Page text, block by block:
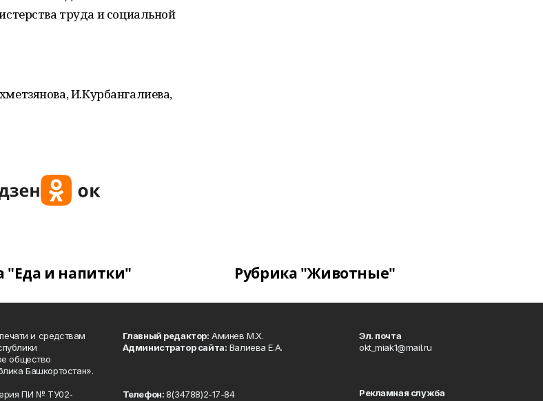
труда и социальной
И.Курбангалиева,
"Еда и напитки" Рубрика "Животные"
и средствам
общество
Башкортостан».
ПИ № ТУ02-
Главный редактор: Аминев М.Х.
Администратор сайта: Валиева Е.А.
Телефон:8(34788)2-17-84
Эл. почта
okt_miak1@mail.ru
Рекламная служба